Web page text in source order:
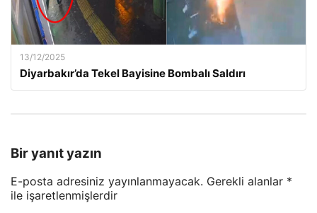
13/12/2025
Diyarbakır’da Tekel Bayisine Bombalı Saldırı
Bir yanıt yazın
E-posta adresiniz yayınlanmayacak. Gerekli alanlar *
ile işaretlenmişlerdir